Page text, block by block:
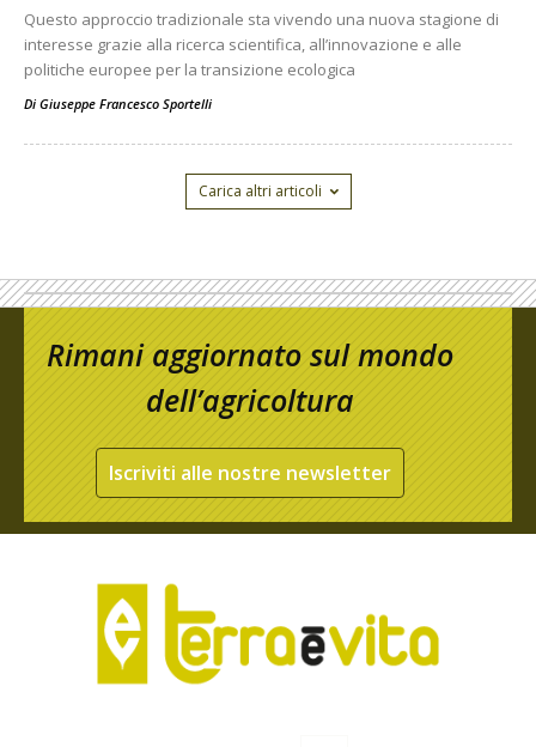
Questo approccio tradizionale sta vivendo una nuova stagione di
interesse grazie alla ricerca scientifica, all’innovazione e alle
politiche europee per la transizione ecologica
Di Giuseppe Francesco Sportelli
Carica altri articoli
Rimani aggiornato sul mondo
dell’agricoltura
Iscriviti alle nostre newsletter